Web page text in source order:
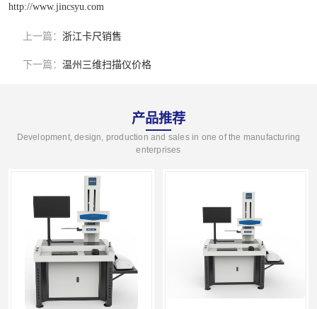
http://www.jincsyu.com
上一篇： 浙江卡尺销售
下一篇： 温州三维扫描仪价格
产品推荐
Development, design, production and sales in one of the manufacturing
enterprises